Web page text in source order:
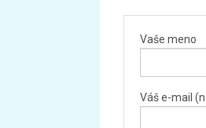
Vaše meno
Váš e-mail